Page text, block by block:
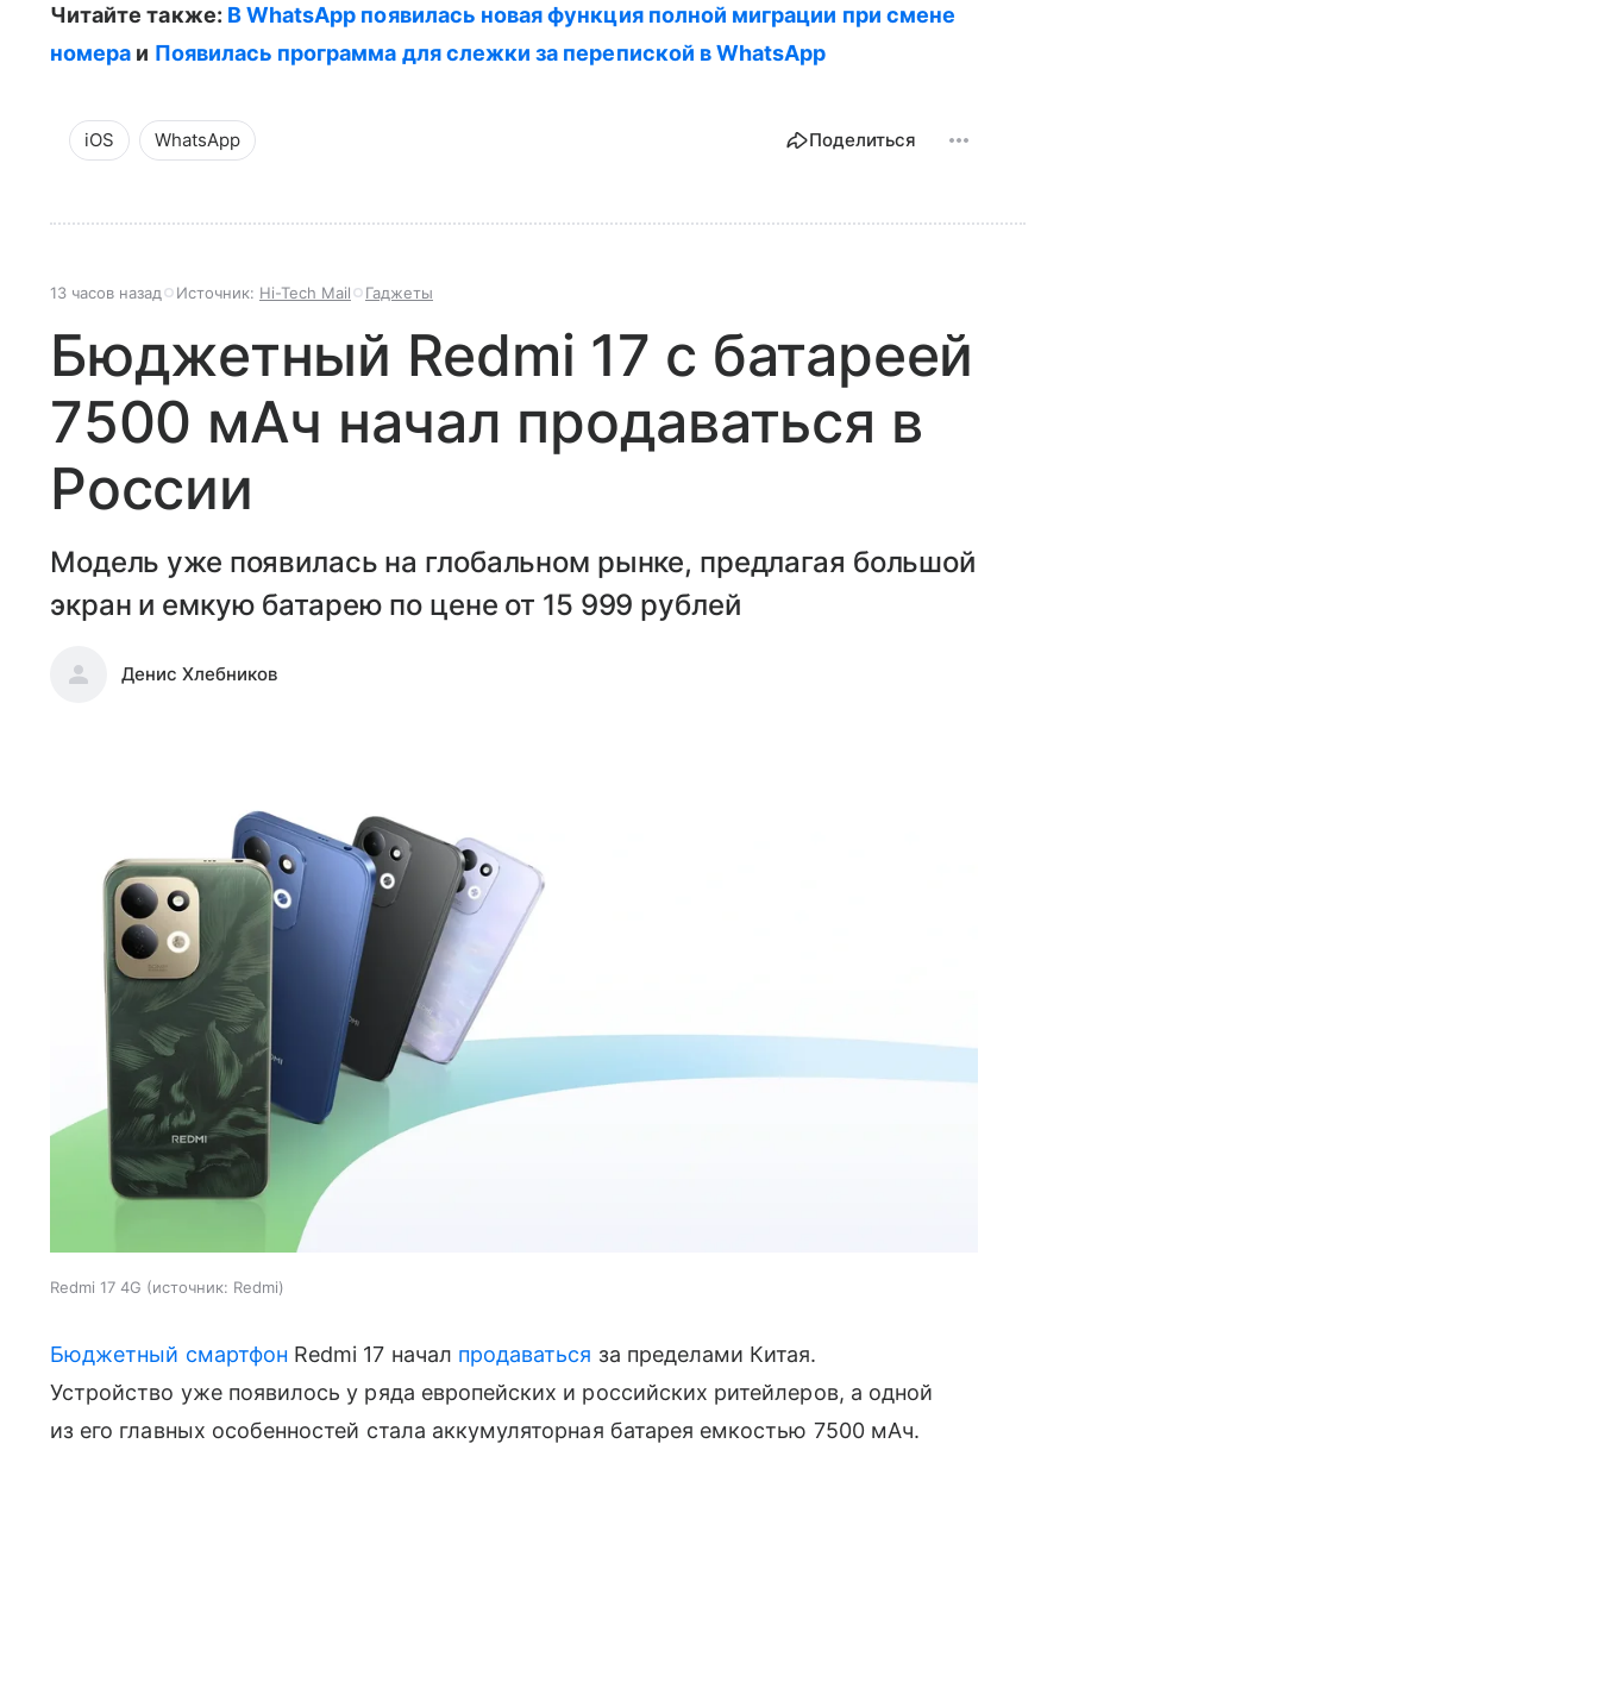
Читайте также: В WhatsApp появилась новая функция полной миграции при смене
номера и Появилась программа для слежки за перепиской в WhatsApp
iOS WhatsApp Поделиться
13 часов назад Источник: Hi-Tech Mail Гаджеты
Бюджетный Redmi 17 с батареей
7500 мАч начал продаваться в
России
Модель уже появилась на глобальном рынке, предлагая большой
экран и емкую батарею по цене от 15 999 рублей
Денис Хлебников
Redmi 17 4G источник: Redmi
Бюджетный смартфон Redmi 17 начал продаваться за пределами Китая.
Устройство уже появилось у ряда европейских и российских ритейлеров, а одной
из его главных особенностей стала аккумуляторная батарея емкостью 7500 мАч.